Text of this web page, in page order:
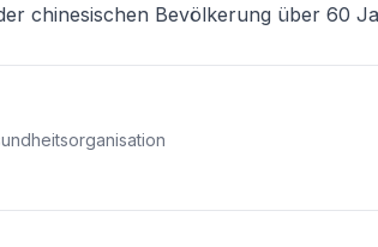
chinesischen Bevölkerung über 60